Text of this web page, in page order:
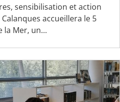
sensibilisation et action
accueillera le 5
la Mer, un…